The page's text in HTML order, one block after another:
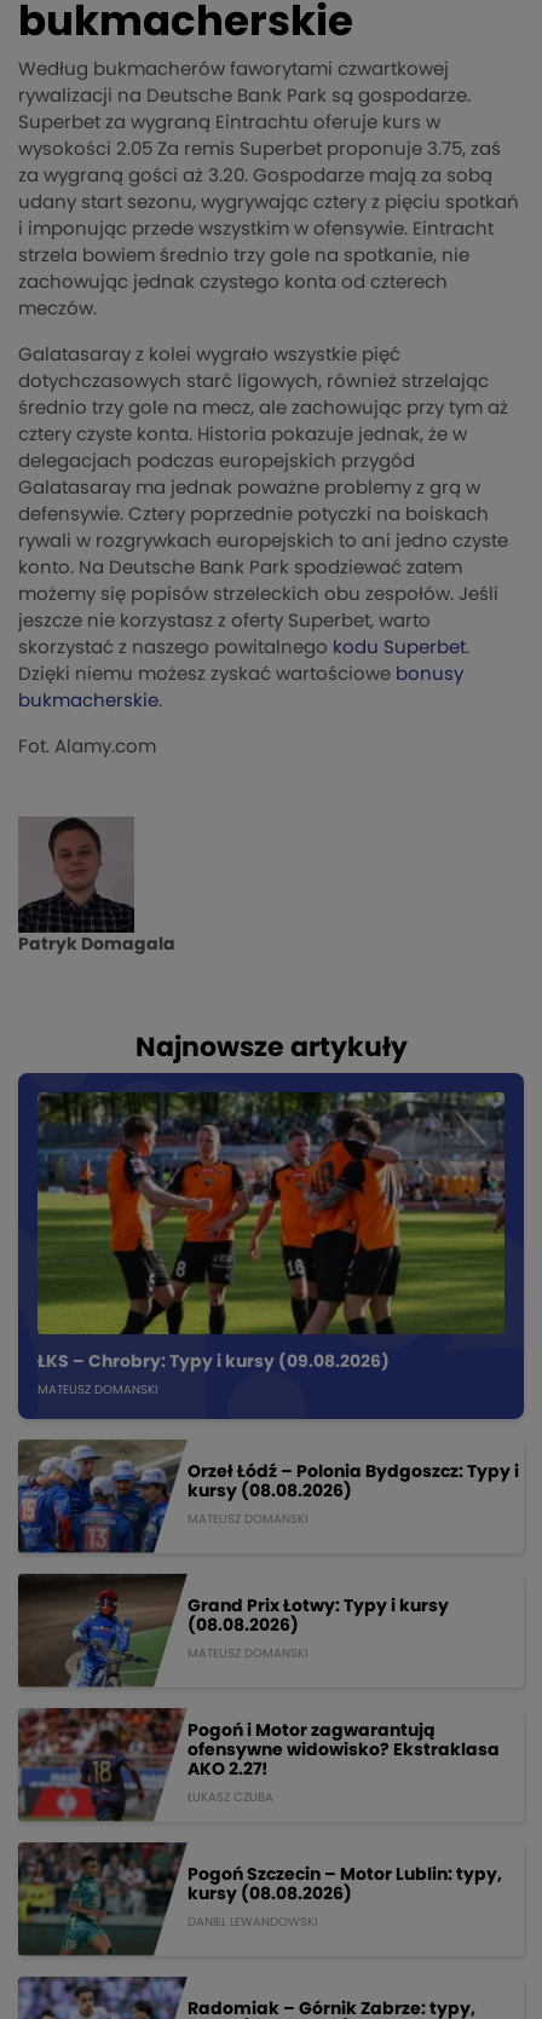
bukmacherskie
Według bukmacherów faworytami czwartkowej
rywalizacji na Deutsche Bank Park są gospodarze.
Superbet za wygraną Eintrachtu oferuje kurs w
wysokości 2.05 Za remis Superbet proponuje 3.75, zaś
za wygraną gości aż 3.20. Gospodarze mają za sobą
udany start sezonu, wygrywając cztery z pięciu spotkań
i imponując przede wszystkim w ofensywie. Eintracht
strzela bowiem średnio trzy gole na spotkanie, nie
zachowując jednak czystego konta od czterech
meczów.
Galatasaray z kolei wygrało wszystkie pięć
dotychczasowych starć ligowych, również strzelając
średnio trzy gole na mecz, ale zachowując przy tym aż
cztery czyste konta. Historia pokazuje jednak, że w
delegacjach podczas europejskich przygód
Galatasaray ma jednak poważne problemy z grą w
defensywie. Cztery poprzednie potyczki na boiskach
rywali w rozgrywkach europejskich to ani jedno czyste
konto. Na Deutsche Bank Park spodziewać zatem
możemy się popisów strzeleckich obu zespołów. Jeśli
jeszcze nie korzystasz z oferty Superbet, warto
skorzystać z naszego powitalnego kodu Superbet.
Dzięki niemu możesz zyskać wartościowe bonusy
bukmacherskie.
Fot. Alamy.com
Patryk Domagala
Najnowsze artykuły
ŁKS – Chrobry: Typy i kursy (09.08.2026)
MATEUSZ DOMANSKI
Orzeł Łódź – Polonia Bydgoszcz: Typy i
kursy (08.08.2026)
MATEUSZ DOMANSKI
Grand Prix Łotwy: Typy i kursy
(08.08.2026)
MATEUSZ DOMANSKI
Pogoń i Motor zagwarantują
ofensywne widowisko? Ekstraklasa
AKO 2.27!
ŁUKASZ CZUBA
Pogoń Szczecin – Motor Lublin: typy,
kursy (08.08.2026)
DANIEL LEWANDOWSKI
Radomiak – Górnik Zabrze: typy,